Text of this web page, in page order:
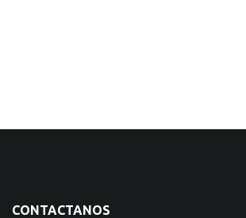
CONTACTANOS